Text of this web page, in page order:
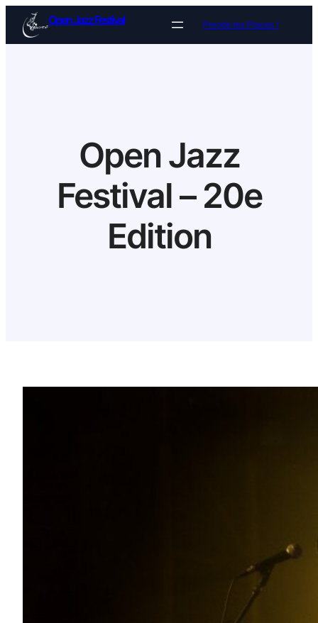
Open Jazz Festival Prends tes Places !
Open Jazz
Festival – 20e
Edition